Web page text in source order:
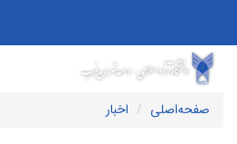
صفحه‌اصلی
اخبار